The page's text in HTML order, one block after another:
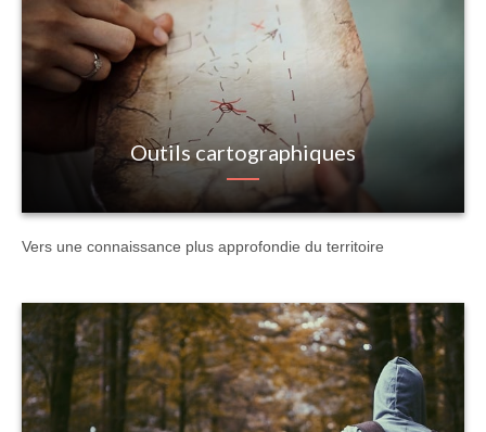
Outils cartographiques
Vers une connaissance plus approfondie du territoire